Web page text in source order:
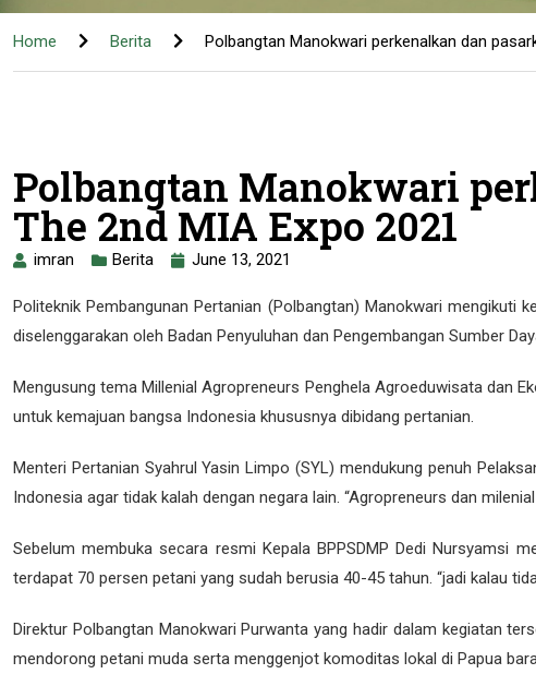
Home Berita Polbangtan Manokwari perkenalkan dan
Polbangtan Manokwari
The 2nd MIA Expo 2021
imran Berita June 13, 2021
Politeknik Pembangunan Pertanian (Polbangtan) Manokwari
diselenggarakan oleh Badan Penyuluhan dan Pengembangan Sumber
Mengusung tema Millenial Agropreneurs Penghela Agroeduwisata dan
untuk kemajuan bangsa Indonesia khususnya dibidang pertanian.
Menteri Pertanian Syahrul Yasin Limpo (SYL) mendukung penuh
Indonesia agar tidak kalah dengan negara lain. “Agropreneurs dan
Sebelum membuka secara resmi Kepala BPPSDMP Dedi Nursyamsi
terdapat 70 persen petani yang sudah berusia 40-45 tahun. “jadi kalau
Direktur Polbangtan Manokwari Purwanta yang hadir dalam kegiatan
mendorong petani muda serta menggenjot komoditas lokal di Papua